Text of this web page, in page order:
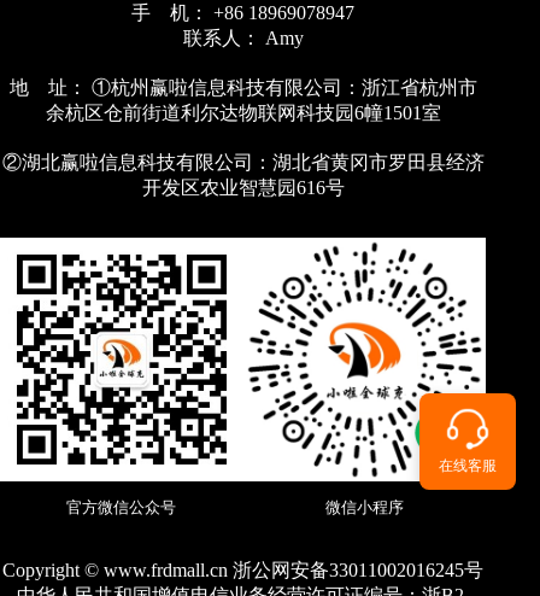
手 机： +86 18969078947
联系人： Amy
地 址： ①杭州赢啦信息科技有限公司：浙江省杭州市
余杭区仓前街道利尔达物联网科技园6幢1501室
②湖北赢啦信息科技有限公司：湖北省黄冈市罗田县经济
开发区农业智慧园616号
官方微信公众号 微信小程序
在线客服
Copyright © www.frdmall.cn 浙公网安备33011002016245号